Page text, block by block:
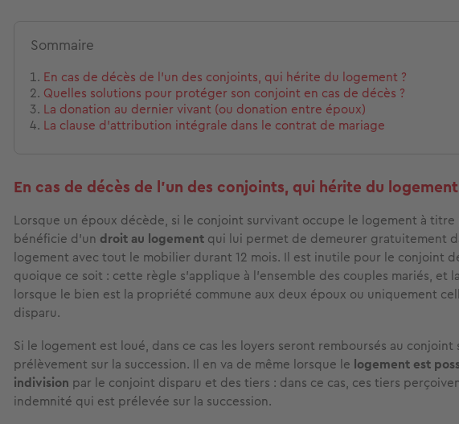
Sommaire
En cas de décès de l’un des conjoints, qui hérite du logement ?
Quelles solutions pour protéger son conjoint en cas de décès ?
La donation au dernier vivant (ou donation entre époux)
La clause d’attribution intégrale dans le contrat de mariage
En cas de décès de l’un des conjoints, qui hérite du
Lorsque un époux décède, si le conjoint survivant occupe le logement à
bénéficie d’un droit au logement qui lui permet de demeurer gratuitement
logement avec tout le mobilier durant 12 mois. Il est inutile pour le conjoint
quoique ce soit : cette règle s’applique à l’ensemble des couples mariés, et
lorsque le bien est la propriété commune aux deux époux ou uniquement
disparu.
Si le logement est loué, dans ce cas les loyers seront remboursés au conjoint
prélèvement sur la succession. Il en va de même lorsque le logement est
indivision par le conjoint disparu et des tiers : dans ce cas, ces tiers
indemnité qui est prélevée sur la succession.